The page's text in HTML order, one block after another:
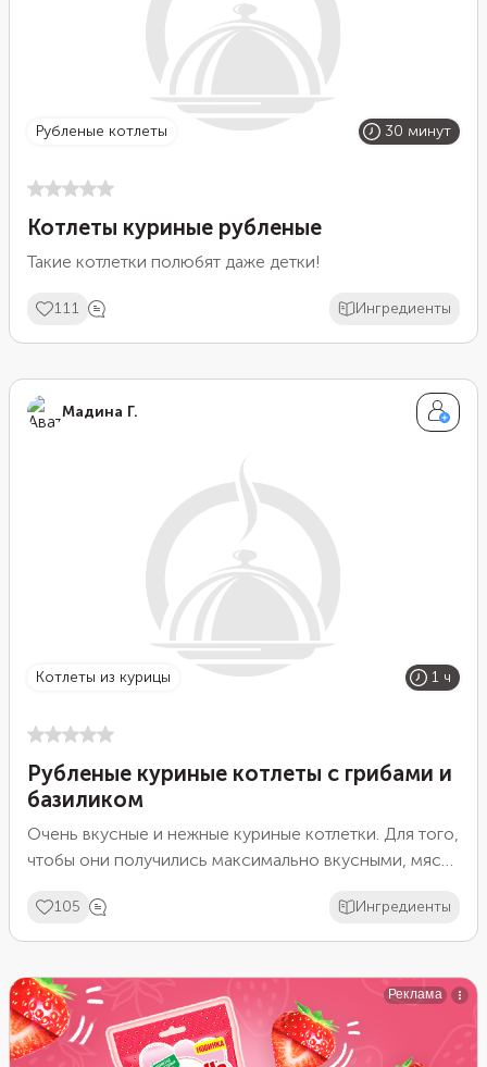
рубленые котлеты 30 минут
Котлеты куриные рубленые
Такие котлетки полюбят даже детки!
111 Ингредиенты
Мадина Г.
котлеты из курицы 1 ч
Рубленые куриные котлеты с грибами и
базиликом
Очень вкусные и нежные куриные котлетки. Для того,
чтобы они получились максимально вкусными, мясо
приготовление будет, конечно, проще и быстрее, но
во вкусе котлеты немного потеряют. Не забывайте
однородным и мягким, а готовое блюдо будет
нежным и сочным.
105 Ингредиенты